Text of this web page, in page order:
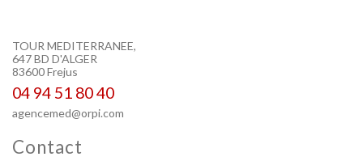
TOUR MEDITERRANEE,
647 BD D'ALGER
83600 Frejus
04 94 51 80 40
agencemed@orpi.com
contact